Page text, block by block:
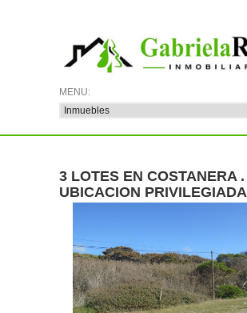
3 LOTES EN COSTANERA .
UBICACION PRIVILEGIADA